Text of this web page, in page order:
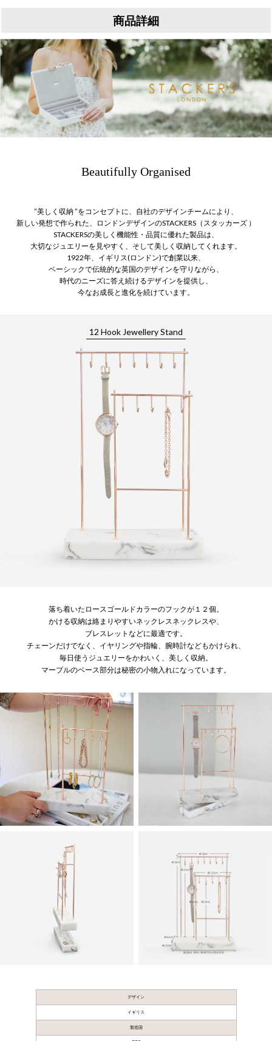
商品詳細
Beautifully Organised
”美しく収納 ”をコンセプトに、自社のデザインチームにより、
新しい発想で作られた、ロンドンデザインのSTACKERS（スタッカーズ ）
STACKERSの美しく機能性・品質に優れた製品は、
大切なジュエリーを見やすく、そして美しく収納してくれます。
1922年、イギリス(ロンドン)で創業以来、
ベーシックで伝統的な英国のデザインを守りながら、
時代のニーズに答え続けるデザインを提供し、
今なお成長と進化を続けています。
12 Hook Jewellery Stand
落ち着いたロースゴールドカラーのフックが１２個。
かける収納は絡まりやすいネックレスネックレスや、
ブレスレットなどに最適です。
チェーンだけでなく、イヤリングや指輪、腕時計などもかけられ、
毎日使うジュエリーをかわいく、美しく収納。
マーブルのベース部分は秘密の小物入れになっています。
デザイン
イギリス
製造国